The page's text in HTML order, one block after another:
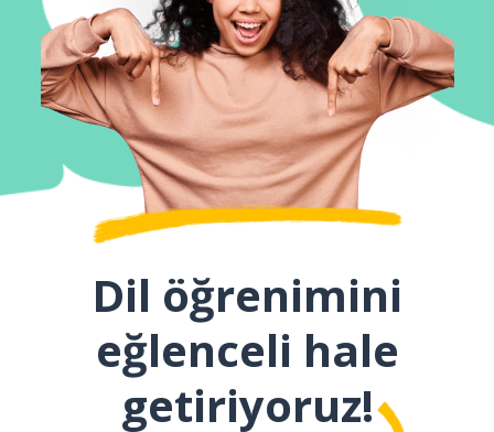
Dil öğrenimini
eğlenceli hale
getiriyoruz!